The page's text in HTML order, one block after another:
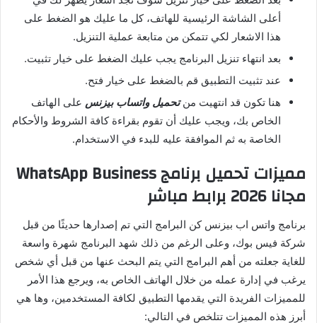
أعلى الشاشة الرئيسية للهاتف، كل ما عليك هو الضغط على
هذا الاشعار لكي تتمكن من متابعة عملية التنزيل.
بعد انتهاء تنزيل البرنامج يجب عليك الضغط على خيار تثبيت.
عند تثبيت التطبيق قم بالضغط على خيار فتح.
هنا تكون قد انتهيت منتحميل واتساب بيزنس على الهاتف
الخاص بك، ويجب عليك أن تقوم بقراءة كافة الشروط والأحكام
الخاصة به ثم الموافقة عليه للبدء في الاستخدام.
مميزات تحميل برنامج WhatsApp Business
مجانا 2026 برابط مباشر
برنامج واتس اب بيزنس كن البرامج التي تم إصدارها حديثًا من قبل
شركة فيس بوك، وعلى الرغم من ذلك شهد البرنامج شهرة واسعة
للغاية جعلته من أهم البرامج التي يتم البحث عنها من قبل أي شخص
يرغب في إدارة عمله من خلال الهاتف الخاص به، ويرجع هذا الأمر
للمميزات الفريدة التي يقدمها التطبيق لكافة المستخدمين، وها هي
أبرز هذه المميزات تتلخص في التالي: